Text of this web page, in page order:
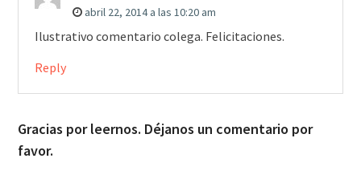
abril 22, 2014 a las 10:20 am
Ilustrativo comentario colega. Felicitaciones.
Reply
Gracias por leernos. Déjanos un comentario por
favor.